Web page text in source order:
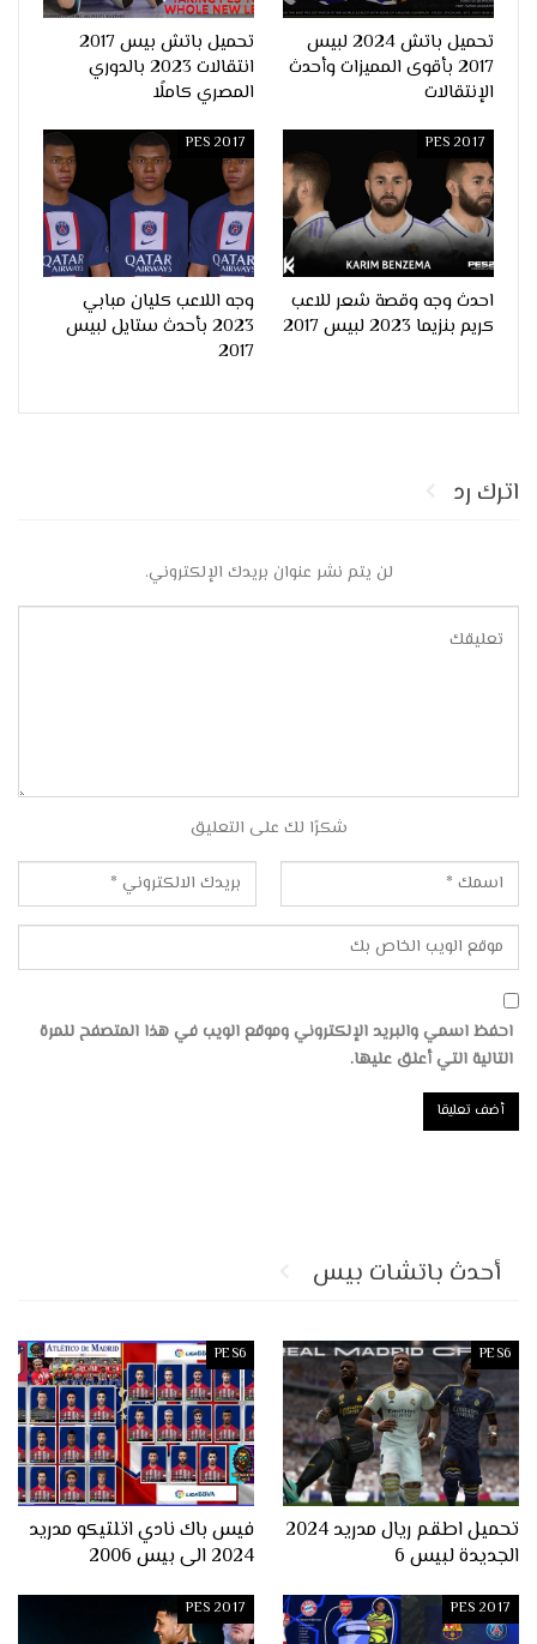
تحميل باتش 2024 لبيس
2017 بأقوى المميزات وأحدث
الإنتقالات
تحميل باتش بيس 2017
انتقالات 2023 بالدوري
المصري كاملًا
PES 2017
احدث وجه وقصة شعر للاعب
كريم بنزيما 2023 لبيس 2017
PES 2017
وجه اللاعب كليان مبابي
2023 بأحدث ستايل لبيس
2017
اترك رد
لن يتم نشر عنوان بريدك الإلكتروني.
شكرًا لك على التعليق
احفظ اسمي والبريد الإلكتروني وموقع الويب في هذا المتصفح للمرة
التالية التي أعلق عليها.
أحدث باتشات بيس
PES6
تحميل اطقم ريال مدريد 2024
الجديدة لبيس 6
PES6
فيس باك نادي اتلتيكو مدريد
2024 الى بيس 2006
PES 2017
PES 2017